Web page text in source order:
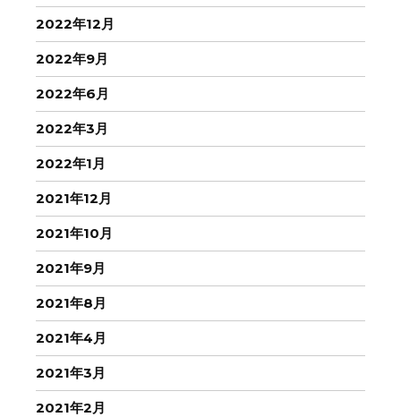
2022年12月
2022年9月
2022年6月
2022年3月
2022年1月
2021年12月
2021年10月
2021年9月
2021年8月
2021年4月
2021年3月
2021年2月